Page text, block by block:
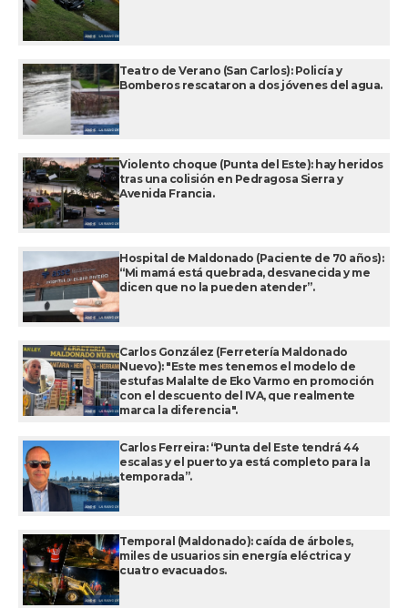
Teatro de Verano (San Carlos): Policía y
Bomberos rescataron a dos jóvenes del agua.
Violento choque (Punta del Este): hay heridos
tras una colisión en Pedragosa Sierra y
Avenida Francia.
Hospital de Maldonado (Paciente de 70 años):
“Mi mamá está quebrada, desvanecida y me
dicen que no la pueden atender”.
Carlos González (Ferretería Maldonado
Nuevo): "Este mes tenemos el modelo de
estufas Malalte de Eko Varmo en promoción
con el descuento del IVA, que realmente
marca la diferencia".
Carlos Ferreira: “Punta del Este tendrá 44
escalas y el puerto ya está completo para la
temporada”.
Temporal (Maldonado): caída de árboles,
miles de usuarios sin energía eléctrica y
cuatro evacuados.